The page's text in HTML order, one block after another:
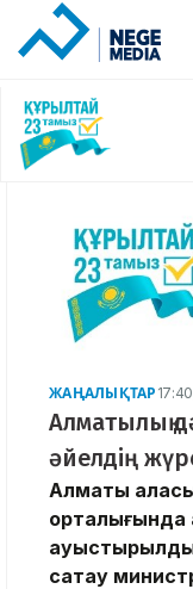
ЖАҢАЛЫҚТАР
Алматылық
әйелдің
Алматы
орталығында
сақтау